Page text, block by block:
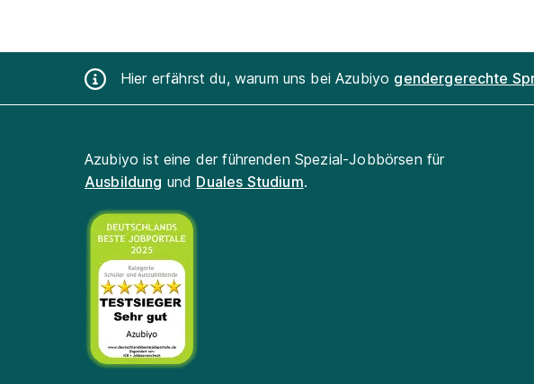
Hier erfährst du, warum uns bei Azubiyo gendergerechte
Azubiyo ist eine der führenden Spezial-Jobbörsen für
Ausbildung und Duales Studium.